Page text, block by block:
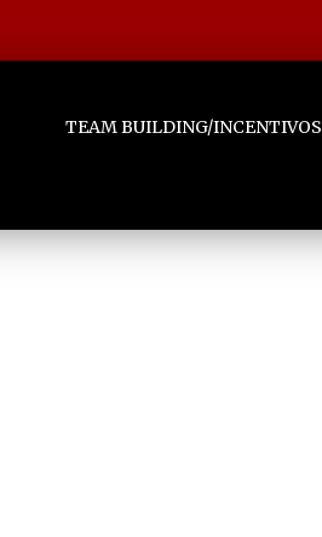
TEAM BUILDING/INCENTIVOS